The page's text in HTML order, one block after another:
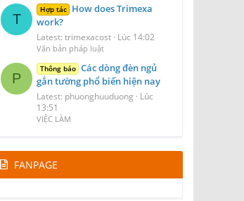
T
Hợp tác How does Trimexa
work?
Latest: trimexacost Lúc 14:02
Văn bản pháp luật
P
Thông báo Các dòng đèn ngủ
gắn tường phổ biến hiện nay
Latest: phuonghuuduong
Lúc
13:51
VIỆC LÀM
FANPAGE